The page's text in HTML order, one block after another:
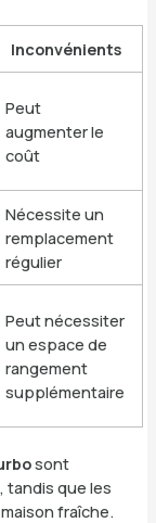
Inconvénients
Peut
augmenter le
coût
Nécessite un
remplacement
régulier
Peut nécessiter
un espace de
rangement
supplémentaire
sont
tandis que les
fraîche.